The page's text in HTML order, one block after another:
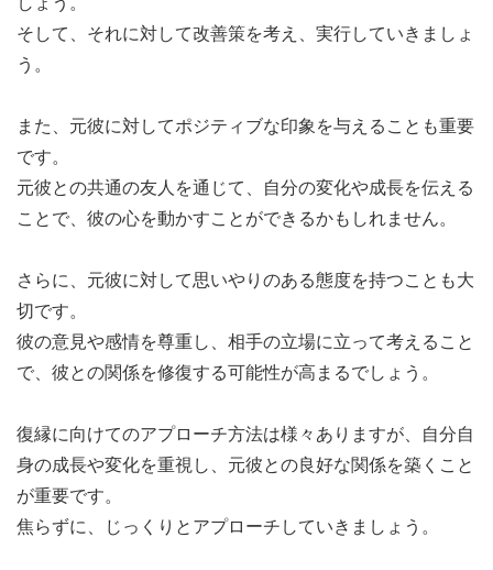
そして、それに対して改善策を考え、実行していきましょ
う。
また、元彼に対してポジティブな印象を与えることも重要
です。
元彼との共通の友人を通じて、自分の変化や成長を伝える
ことで、彼の心を動かすことができるかもしれません。
さらに、元彼に対して思いやりのある態度を持つことも大
切です。
彼の意見や感情を尊重し、相手の立場に立って考えること
で、彼との関係を修復する可能性が高まるでしょう。
復縁に向けてのアプローチ方法は様々ありますが、自分自
身の成長や変化を重視し、元彼との良好な関係を築くこと
が重要です。
焦らずに、じっくりとアプローチしていきましょう。